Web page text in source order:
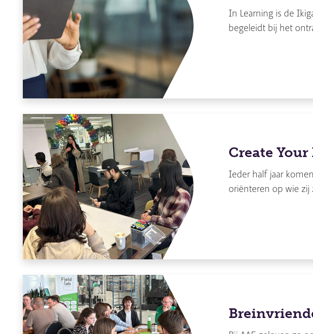
In Learning is de
begeleidt bij het
Create
Ieder half jaar
oriënteren op wie zij